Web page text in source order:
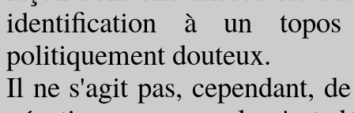
identification à un
politiquement douteux.
Il ne s'agit pas, cependant,